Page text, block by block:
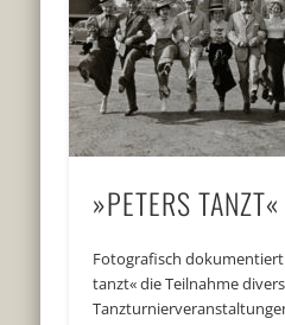
»PETERS TANZT«
Fotografisch
tanzt« die Teilnahme